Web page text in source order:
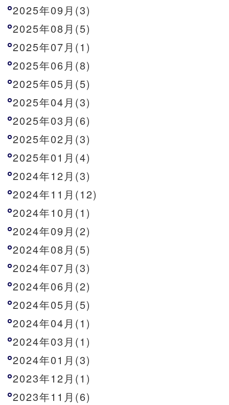
2025年09月(3)
2025年08月(5)
2025年07月(1)
2025年06月(8)
2025年05月(5)
2025年04月(3)
2025年03月(6)
2025年02月(3)
2025年01月(4)
2024年12月(3)
2024年11月(12)
2024年10月(1)
2024年09月(2)
2024年08月(5)
2024年07月(3)
2024年06月(2)
2024年05月(5)
2024年04月(1)
2024年03月(1)
2024年01月(3)
2023年12月(1)
2023年11月(6)